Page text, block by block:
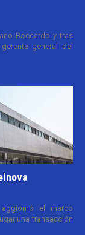
Boccardo y tras
general del
el marco
una transacción